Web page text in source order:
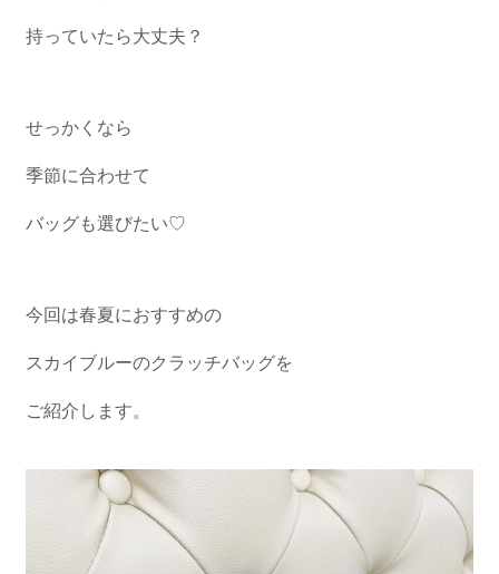
持っていたら大丈夫？
せっかくなら
季節に合わせて
バッグも選びたい♡
今回は春夏におすすめの
スカイブルーのクラッチバッグを
ご紹介します。